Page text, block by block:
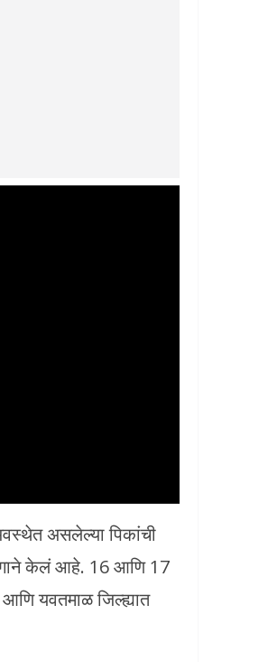
असलेल्या पिकांची
केलं आहे. 16 आणि 17
आणि यवतमाळ जिल्ह्यात